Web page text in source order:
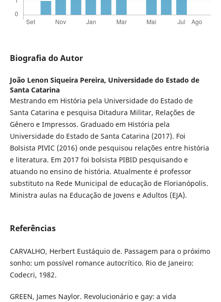
Biografia do Autor
João Lenon Siqueira Pereira, Universidade do Estado de
Santa Catarina
Mestrando em História pela Universidade do Estado de
Santa Catarina e pesquisa Ditadura Militar, Relações de
Gênero e Impressos. Graduado em História pela
Universidade do Estado de Santa Catarina (2017). Foi
Bolsista PIVIC (2016) onde pesquisou relações entre história
e literatura. Em 2017 foi bolsista PIBID pesquisando e
atuando no ensino de história. Atualmente é professor
substituto na Rede Municipal de educação de Florianópolis.
Ministra aulas na Educação de Jovens e Adultos (EJA).
Referências
CARVALHO, Herbert Eustáquio de. Passagem para o próximo
sonho: um possível romance autocrítico. Rio de Janeiro:
Codecri, 1982.
GREEN, James Naylor. Revolucionário e gay: a vida